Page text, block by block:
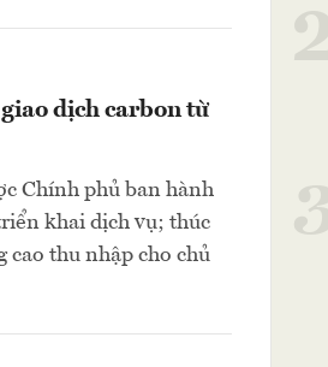
dịch carbon từ
Chính phủ ban hành
khai dịch vụ; thúc
thu nhập cho chủ